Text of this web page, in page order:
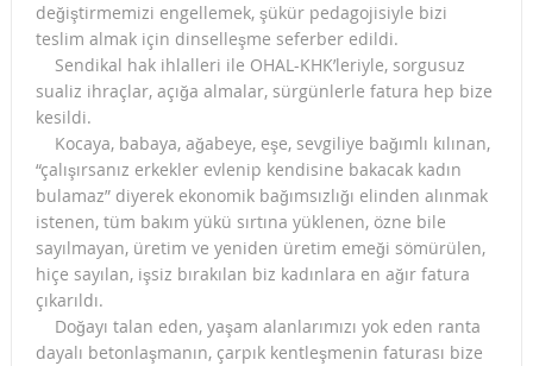
değiştirmemizi engellemek, şükür pedagojisiyle bizi
teslim almak için dinselleşme seferber edildi.
Sendikal hak ihlalleri ile OHAL-KHK’leriyle, sorgusuz
sualiz ihraçlar, açığa almalar, sürgünlerle fatura hep bize
kesildi.
Kocaya, babaya, ağabeye, eşe, sevgiliye bağımlı kılınan,
“çalışırsanız erkekler evlenip kendisine bakacak kadın
bulamaz” diyerek ekonomik bağımsızlığı elinden alınmak
istenen, tüm bakım yükü sırtına yüklenen, özne bile
sayılmayan, üretim ve yeniden üretim emeği sömürülen,
hiçe sayılan, işsiz bırakılan biz kadınlara en ağır fatura
çıkarıldı.
Doğayı talan eden, yaşam alanlarımızı yok eden ranta
dayalı betonlaşmanın, çarpık kentleşmenin faturası bize